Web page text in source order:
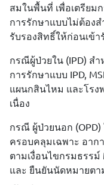
สมในพื้นที่ เพื่อเตรียม
การรักษาแบบไม่ต้องส
รับรองสิทธิ์ให้ก่อนเข้า
กรณีผู้ป่วยใน (IPD) ส
การรักษาแบบ IPD,
แผนกสินไหม และโรง
เนื่อง
กรณี ผู้ป่วยนอก
ครอบคลุมเฉพาะ อาก
ตามเงื่อนไขกรมธรรม์
และ ยืนยันนัดหมายตา